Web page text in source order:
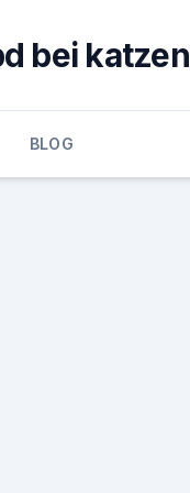
bei katzen_
BLOG